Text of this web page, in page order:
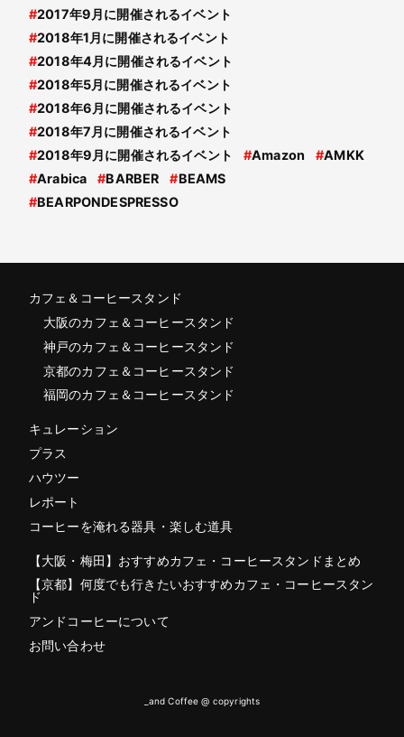
#2017年9月に開催されるイベント
#2018年1月に開催されるイベント
#2018年4月に開催されるイベント
#2018年5月に開催されるイベント
#2018年6月に開催されるイベント
#2018年7月に開催されるイベント
#2018年9月に開催されるイベント #Amazon #AMKK
#Arabica #BARBER #BEAMS
#BEARPONDESPRESSO
カフェ＆コーヒースタンド
大阪のカフェ＆コーヒースタンド
神戸のカフェ＆コーヒースタンド
京都のカフェ＆コーヒースタンド
福岡のカフェ＆コーヒースタンド
キュレーション
プラス
ハウツー
レポート
コーヒーを淹れる器具・楽しむ道具
【大阪・梅田】おすすめカフェ・コーヒースタンドまとめ
【京都】何度でも行きたいおすすめカフェ・コーヒースタン
ド
アンドコーヒーについて
お問い合わせ
_and Coffee @ copyrights